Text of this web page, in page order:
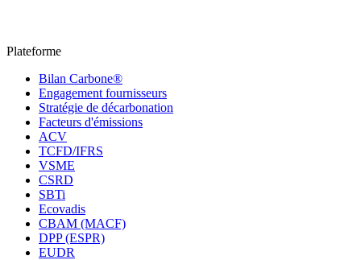
Plateforme
Bilan Carbone®
Engagement fournisseurs
Stratégie de décarbonation
Facteurs d'émissions
ACV
TCFD/IFRS
VSME
CSRD
SBTi
Ecovadis
CBAM (MACF)
DPP (ESPR)
EUDR